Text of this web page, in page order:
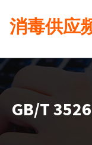
容
消毒供应
GB/T